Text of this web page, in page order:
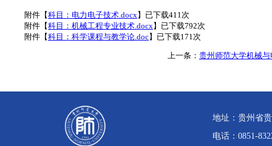
附件【科目：电力电子技术.docx】已下载411 次
附件【科目：机械工程专业技术.docx】已下载792次
附件【科目：科学课程与教学论.doc】已下载171 次
上一条： 贵州师范大学机械
地址：贵州省
电话：0851-